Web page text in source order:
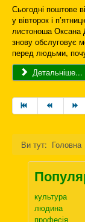
Сьогодні поштове
у вівторок і
листоноша Оксана
знову обслуговує
перед людьми,
Детальніше...
Ви тут: Головна
культура
людина
професія